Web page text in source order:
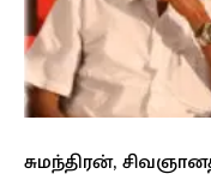
சுமந்திரன்,